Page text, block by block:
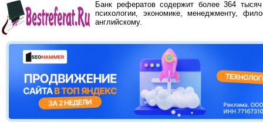
Банк рефератов содержит более 364
психологии, экономике, менеджменту,
английскому.